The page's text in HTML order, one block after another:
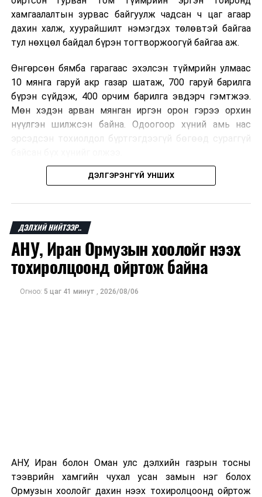
хамгаалалтын зурвас байгуулж чадсан ч цаг агаар
дахин халж, хуурайшилт нэмэгдэх төлөвтэй байгаа
тул нөхцөл байдал бүрэн тогтворжоогүй байгаа аж.
Өнгөрсөн бямба гарагаас эхэлсэн түймрийн улмаас
10 мянга гаруй акр газар шатаж, 700 гаруй барилга
бүрэн сүйдэж, 400 орчим барилга эвдэрч гэмтжээ.
Мөн хэдэн арван мянган иргэн орон гэрээ орхин
нүүлгэн шилжсэн байна. Одоогоор хүний амь нас
эрсэдсэн тохиолдол бүртгэгдээгүй бөгөөд сураггүй
Албаныхны мэдээлснээр түймрийн нэг голомтыг
настай Аарон Фариначчиг баривчилж, галдан
шатаасан гэх үндэслэлээр эрүүгийн хэрэг үүсгэн
шалгаж байна. Харин бусад хоёр түймрийн
шалтгааныг үргэлжлүүлэн тогтоож байгаа бөгөөд
аянгын улмаас үүсээгүй гэж үзэж байгаа аж.
Одоогоор АНУ даяар 13 мужид 90 гаруй томоохон ой,
ДЭЛГЭРЭНГҮЙ УНШИХ
ДЭЛХИЙ НИЙТЭЭР..
АНУ, Иран Ормузын хоолойг нээх
тохиролцоонд ойртож байна
Огноо: 5 цаг 41 минут 2026/08/06
АНУ, Иран болон Оман улс дэлхийн газрын тосны
тээврийн хамгийн чухал усан замын нэг болох
Ормузын хоолойг дахин нээх тохиролцоонд ойртож